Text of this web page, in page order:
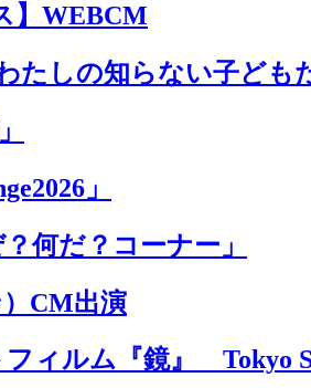
】WEBCM
たしの知らない子ども
」
何だ？コーナー」
）CM出演
フィルム『鏡』 Tokyo